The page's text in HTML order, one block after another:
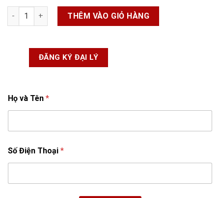
Nhớt xe số Prado 10W40 SN+ quantity
THÊM VÀO GIỎ HÀNG
ĐĂNG KÝ ĐẠI LÝ
Họ và Tên *
Số Điện Thoại *